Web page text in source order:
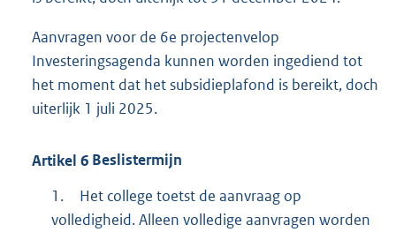
Aanvragen voor de 6e projectenvelop
Investeringsagenda kunnen worden ingediend tot
het moment dat het subsidieplafond is bereikt, doch
uiterlijk 1 juli 2025.
Artikel 6 Beslistermijn
1.
Het college toetst de aanvraag op
volledigheid. Alleen volledige aanvragen worden